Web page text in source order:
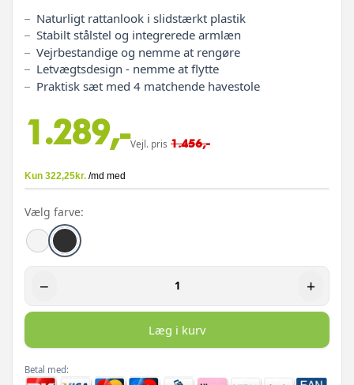
Naturligt rattanlook i slidstærkt plastik
Stabilt stålstel og integrerede armlæn
Vejrbestandige og nemme at rengøre
Letvægtsdesign - nemme at flytte
Praktisk sæt med 4 matchende havestole
1.289,-Vejl. pris 1.456,-
Vælg farve:
− +
Læg i kurv
Betal med: